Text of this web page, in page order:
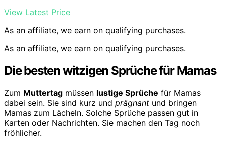
View Latest Price
As an affiliate, we earn on qualifying purchases.
As an affiliate, we earn on qualifying purchases.
Die besten witzigen Sprüche für Mamas
Zum Muttertag müssen lustige Sprüche für Mamas
dabei sein. Sie sind kurz und prägnant und bringen
Mamas zum Lächeln. Solche Sprüche passen gut in
Karten oder Nachrichten. Sie machen den Tag noch
fröhlicher.